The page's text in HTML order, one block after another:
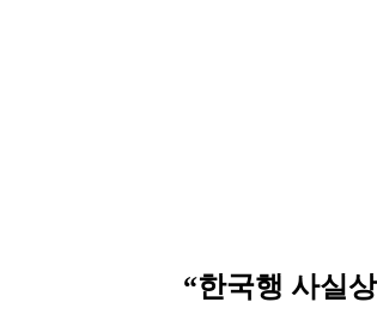
“한국행 사실